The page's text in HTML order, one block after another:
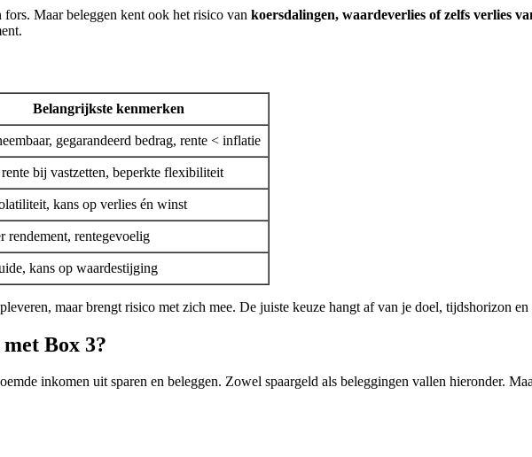
Maar beleggen kent ook het risico van koersdalingen, waardeverlies of zelfs verlies
Belangrijkste kenmerken
gegarandeerd bedrag, rente < inflatie
bij vastzetten, beperkte flexibiliteit
kans op verlies én winst
rendement, rentegevoelig
kans op waardestijging
maar brengt risico met zich mee. De juiste keuze hangt af van je doel, tijdshorizon
Box 3?
inkomen uit sparen en beleggen. Zowel spaargeld als beleggingen vallen hieronder.